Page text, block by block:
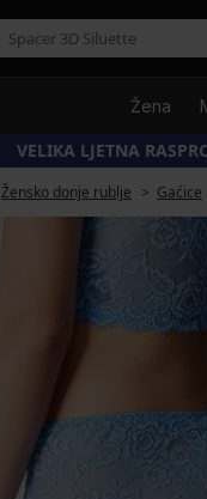
Žena
VELIKA LJETNA
Žensko donje rublje Gaćice